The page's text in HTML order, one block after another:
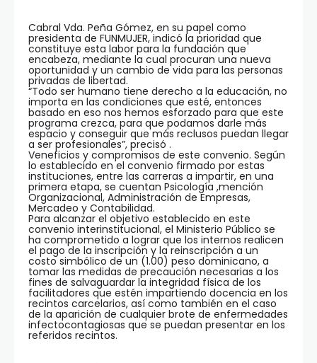
Cabral Vda. Peña Gómez, en su papel como
presidenta de FUNMUJER, indicó la prioridad que
constituye esta labor para la fundación que
encabeza, mediante la cual procuran una nueva
oportunidad y un cambio de vida para las personas
privadas de libertad.
“Todo ser humano tiene derecho a la educación, no
importa en las condiciones que esté, entonces
basado en eso nos hemos esforzado para que este
programa crezca, para que podamos darle más
espacio y conseguir que más reclusos puedan llegar
a ser profesionales”, precisó .
Veneficios y compromisos de este convenio. Según
lo establecido en el convenio firmado por estas
instituciones, entre las carreras a impartir, en una
primera etapa, se cuentan Psicología ,mención
Organizacional, Administración de Empresas,
Mercadeo y Contabilidad.
Para alcanzar el objetivo establecido en este
convenio interinstitucional, el Ministerio Público se
ha comprometido a lograr que los internos realicen
el pago de la inscripción y la reinscripción a un
costo simbólico de un (1.00) peso dominicano, a
tomar las medidas de precaución necesarias a los
fines de salvaguardar la integridad física de los
facilitadores que estén impartiendo docencia en los
recintos carcelarios, así como también en el caso
de la aparición de cualquier brote de enfermedades
infectocontagiosas que se puedan presentar en los
referidos recintos.